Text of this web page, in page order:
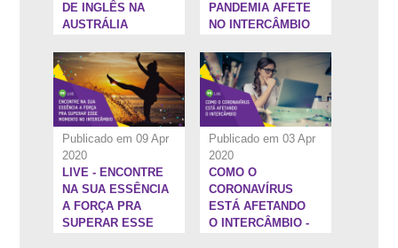
DE INGLÊS NA
AUSTRÁLIA
PANDEMIA AFETE
NO INTERCÂMBIO
Publicado em 09 Apr
2020
LIVE - ENCONTRE
NA SUA ESSÊNCIA
A FORÇA PRA
SUPERAR ESSE
Publicado em 03 Apr
2020
COMO O
CORONAVÍRUS
ESTÁ AFETANDO
O INTERCÂMBIO -
52:23'' 47:3''